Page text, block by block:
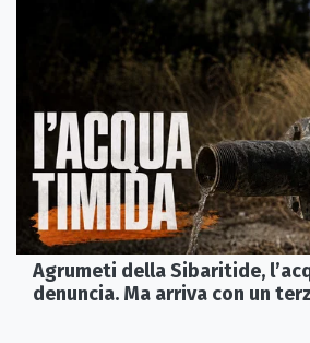
Agrumeti della Sibaritide,
denuncia. Ma arriva con un